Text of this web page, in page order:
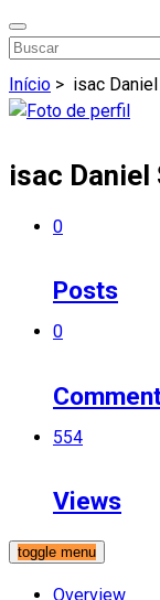
Início > isac
isac Daniel
0
Posts
0
554
Views
toggle menu
Overview